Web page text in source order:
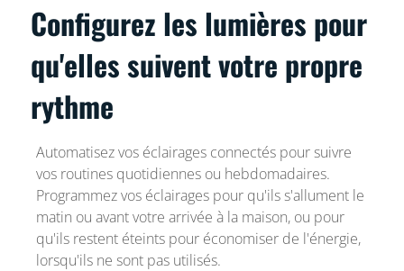
Configurez les lumières pour
qu'elles suivent votre propre
rythme
Automatisez vos éclairages connectés pour suivre
vos routines quotidiennes ou hebdomadaires.
Programmez vos éclairages pour qu'ils s'allument le
matin ou avant votre arrivée à la maison, ou pour
qu'ils restent éteints pour économiser de l'énergie,
lorsqu'ils ne sont pas utilisés.